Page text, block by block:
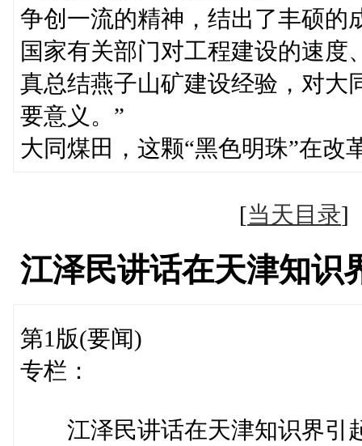
争创一流的精神，结出了丰硕的
国家有关部门对工程建设的速度
真总结燕子山矿建设经验，对大
要意义。”
大同煤田，这颗“黑色明珠”在改
[当天目录
江泽民讲话在天津知识
第1版(要闻)
专栏：
江泽民讲话在天津知识界引